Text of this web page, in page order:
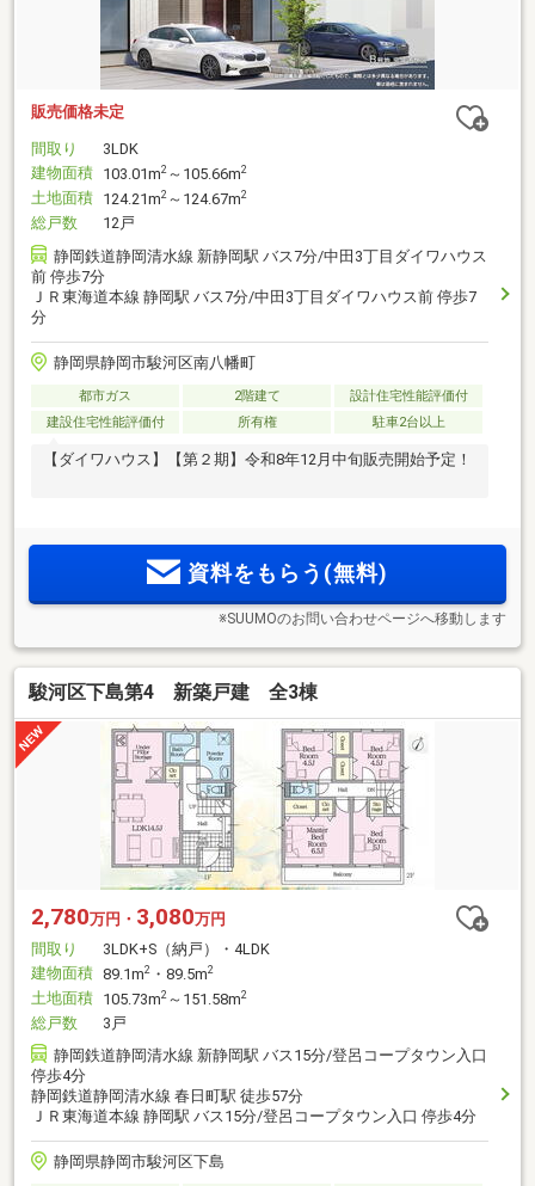
販売価格未定
間取り
3LDK
建物面積 103.01m2 ～105.66m2
土地面積 124.21m2 ～124.67m2
総戸数
12戸
静岡鉄道静岡清水線 新静岡駅 バス7分/中田3丁目ダイワハウス
前 停歩7分
ＪＲ東海道本線 静岡駅 バス7分/中田3丁目ダイワハウス前 停歩7
分
静岡県静岡市駿河区南八幡町
都市ガス 2階建て
設計住宅性能評価付
建設住宅性能評価付
所有権 駐車2台以上
【ダイワハウス】【第２期】令和8年12月中旬販売開始予定！
資料をもらう(無料)
※SUUMOのお問い合わせページへ移動します
駿河区下島第4 新築戸建 全3棟
2,780万円・ 3,080万円
間取り
3LDK+S（納戸）・4LDK
建物面積 89.1m2 ・89.5m2
土地面積 105.73m2 ～151.58m2
総戸数
3戸
静岡鉄道静岡清水線 新静岡駅 バス15分/登呂コープタウン入口
停歩4分
静岡鉄道静岡清水線 春日町駅 徒歩57分
ＪＲ東海道本線 静岡駅 バス15分/登呂コープタウン入口 停歩4分
静岡県静岡市駿河区下島